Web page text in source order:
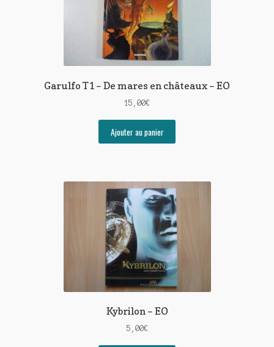
Garulfo T1 – De mares en châteaux – EO
15,00€
Ajouter au panier
Kybrilon – EO
5,00€